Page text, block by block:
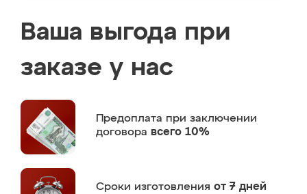
Ваша выгода при
заказе у нас
Предоплата при заключении
договора всего 10%
Сроки изготовления от 7 дней